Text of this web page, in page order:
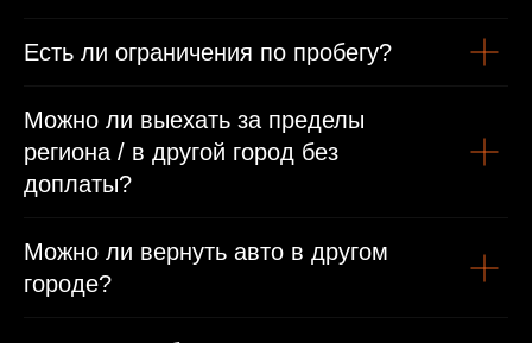
Международные права/виза или въездная виза
Есть ли ограничения по пробегу?
Можно ли выехать за пределы
региона / в другой город без
доплаты?
Можно ли вернуть авто в другом
городе?